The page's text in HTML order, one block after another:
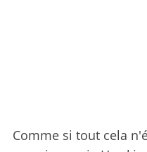
Comme si tout cela